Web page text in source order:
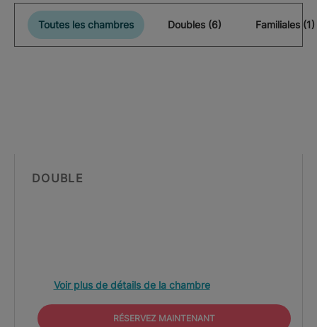
Toutes les chambres Doubles (6) Familiales (1)
DOUBLE
Voir plus de détails de la chambre
RÉSERVEZ MAINTENANT